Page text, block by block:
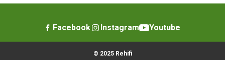
Facebook Instagram Youtube
© 2025 Rehifi